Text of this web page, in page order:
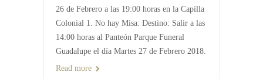
26 de Febrero a las 19:00 horas en la Capilla
Colonial 1. No hay Misa: Destino: Salir a las
14:00 horas al Panteón Parque Funeral
Guadalupe el día Martes 27 de Febrero 2018.
Read more